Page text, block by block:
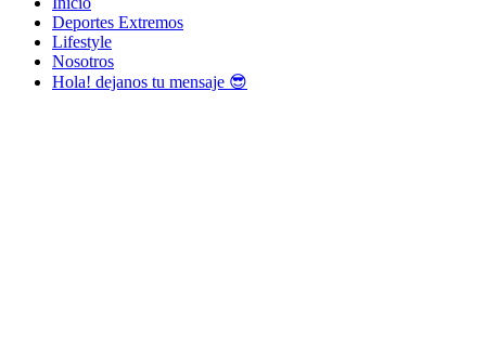
Deportes Extremos
Lifestyle
Nosotros
Hola! dejanos tu mensaje 😎